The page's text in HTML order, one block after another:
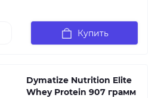
Купить
Dymatize Nutrition Elite
Whey Protein 907 грамм